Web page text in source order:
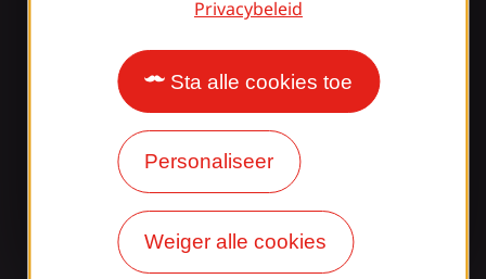
Privacybeleid
Sta alle cookies toe
Personaliseer
Weiger alle cookies
Verrast door ons
ontwerp?
Onze openingstijden
Toegang en transport
Onze brochures